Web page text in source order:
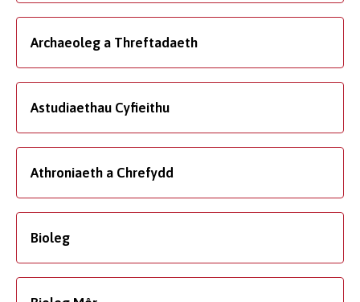
Archaeoleg a Threftadaeth
Astudiaethau Cyfieithu
Athroniaeth a Chrefydd
Bioleg